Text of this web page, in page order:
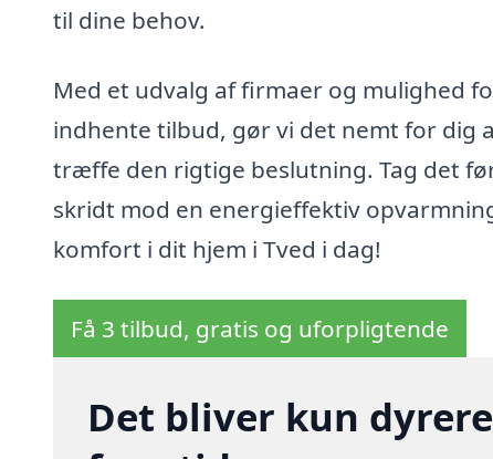
til dine behov.
Med et udvalg af firmaer og mulighed
indhente tilbud, gør vi det nemt for dig
træffe den rigtige beslutning. Tag det
skridt mod en energieffektiv
komfort i dit hjem i Tved i dag!
Få 3 tilbud, gratis og uforpligtende
Det bliver kun